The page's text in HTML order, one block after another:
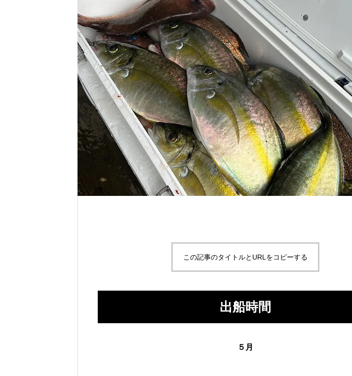
高知県唯一の海上釣堀。さぁ釣りまく
れ！！
山に囲まれた浦ノ内湾 大
に没頭できます。
自分だけのエサを作ってみよう。 黒鯛を狙おう！
この記事のタイトルとURLをコピーする
出船時間
５月